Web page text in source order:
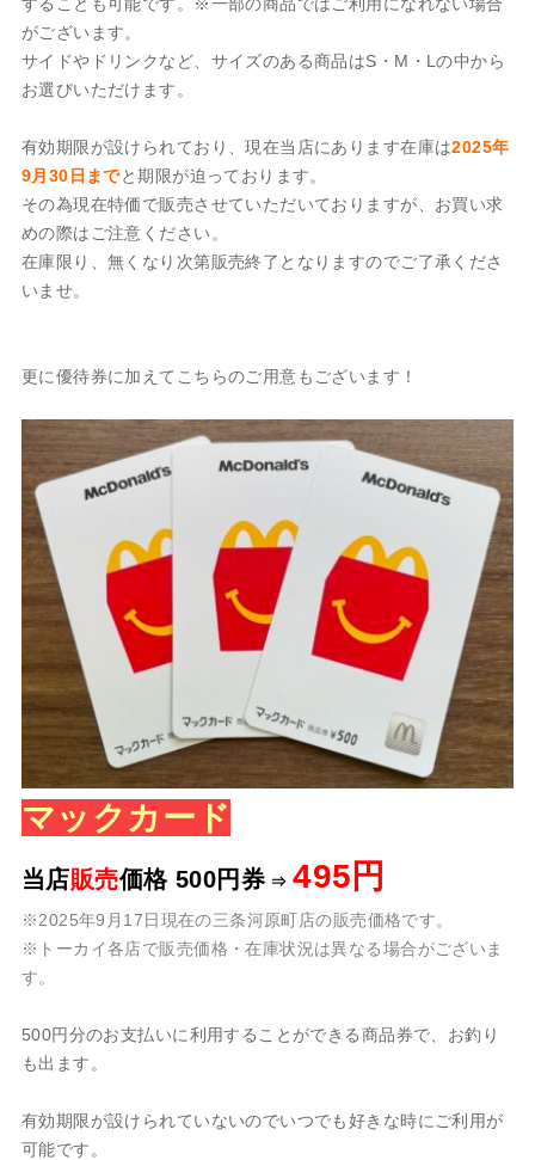
がございます。
サイドやドリンクなど、サイズのある商品はS・M・Lの中から
お選びいただけます。
有効期限が設けられており、現在当店にあります在庫は2025年
9月30日までと期限が迫っております。
その為現在特価で販売させていただいておりますが、お買い求
めの際はご注意ください。
在庫限り、無くなり次第販売終了となりますのでご了承くださ
いませ。
更に優待券に加えてこちらのご用意もございます！
マックカード
当店販売価格 500円券⇒ 495円
※2025年9月17日現在の三条河原町店の販売価格です。
※トーカイ各店で販売価格・在庫状況は異なる場合がございま
す。
500円分のお支払いに利用することができる商品券で、お釣り
も出ます。
有効期限が設けられていないのでいつでも好きな時にご利用が
可能です。